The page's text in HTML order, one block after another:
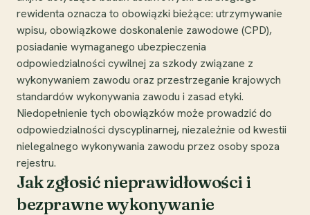
rewidenta oznacza to obowiązki bieżące: utrzymywanie
wpisu, obowiązkowe doskonalenie zawodowe (CPD),
posiadanie wymaganego ubezpieczenia
odpowiedzialności cywilnej za szkody związane z
wykonywaniem zawodu oraz przestrzeganie krajowych
standardów wykonywania zawodu i zasad etyki.
Niedopełnienie tych obowiązków może prowadzić do
odpowiedzialności dyscyplinarnej, niezależnie od kwestii
nielegalnego wykonywania zawodu przez osoby spoza
rejestru.
Jak zgłosić nieprawidłowości i
bezprawne wykonywanie